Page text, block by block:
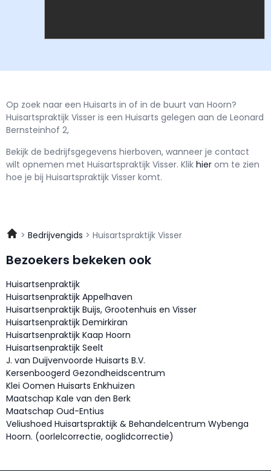
Op zoek naar een Huisarts in of in de buurt van Hoorn?
Huisartspraktijk Visser is een Huisarts gelegen aan de Leonard
Bernsteinhof 2,
Bekijk de bedrijfsgegevens hierboven, wanneer je contact
wilt opnemen met Huisartspraktijk Visser. Klik hier om te zien
hoe je bij Huisartspraktijk Visser komt.
Bedrijvengids Huisartspraktijk Visser
Bezoekers bekeken ook
Huisartsenpraktijk
Huisartsenpraktijk Appelhaven
Huisartsenpraktijk Buijs, Grootenhuis en Visser
Huisartsenpraktijk Demirkiran
Huisartsenpraktijk Kaap Hoorn
Huisartsenpraktijk Seelt
J. van Duijvenvoorde Huisarts B.V.
Kersenboogerd Gezondheidscentrum
Klei Oomen Huisarts Enkhuizen
Maatschap Kale van den Berk
Maatschap Oud-Entius
Veliushoed Huisartspraktijk & Behandelcentrum Wybenga
Hoorn. (oorlelcorrectie, ooglidcorrectie)